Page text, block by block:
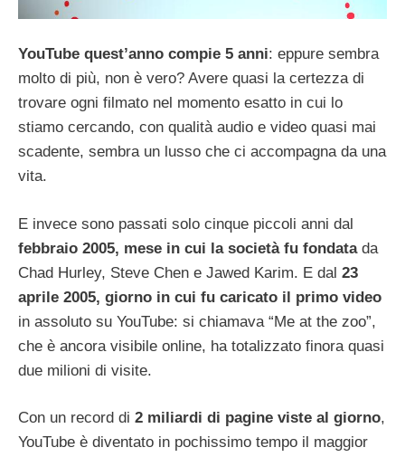
YouTube quest’anno compie 5 anni: eppure sembra
molto di più, non è vero? Avere quasi la certezza di
trovare ogni filmato nel momento esatto in cui lo
stiamo cercando, con qualità audio e video quasi mai
scadente, sembra un lusso che ci accompagna da una
vita.
E invece sono passati solo cinque piccoli anni dal
febbraio 2005, mese in cui la società fu fondatada
Chad Hurley, Steve Chen e Jawed Karim. E dal 23
aprile 2005, giorno in cui fu caricato il primo video
in assoluto su YouTube: si chiamava “Me at the zoo”,
che è ancora visibile online, ha totalizzato finora quasi
due milioni di visite.
Con un record di 2 miliardi di pagine viste al giorno,
YouTube è diventato in pochissimo tempo il maggior